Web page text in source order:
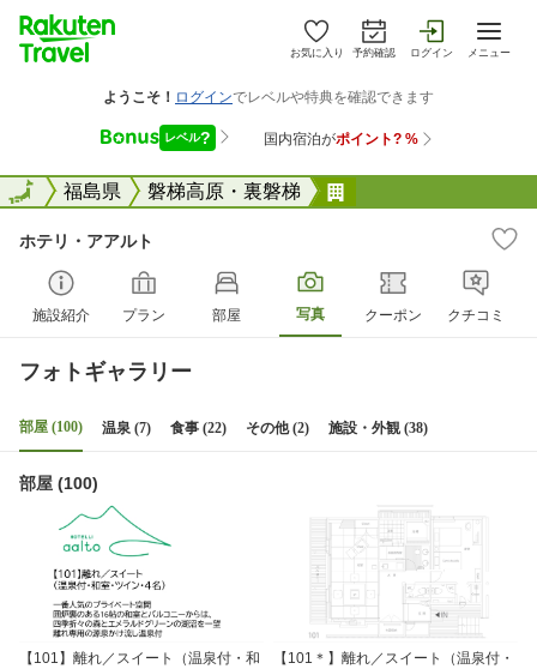
お気に入り 予約確認 ログイン メニュー
全国福島県 磐梯高原・裏磐梯
全国
ホテリ・アアルト
施設紹介 プラン 部屋 写真 クーポン クチコミ
フォトギャラリー
部屋 (100) 温泉 (7) 食事 (22) その他 (2) 施設・外観 (38)
部屋 (100)
【101】離れ／スイート（温泉付・和
【101＊】離れ／スイート（温泉付・